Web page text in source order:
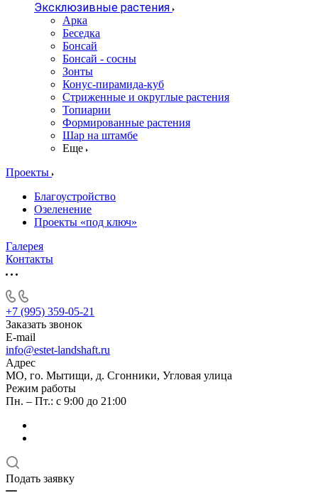
Эксклюзивные растения
Арка
Беседка
Бонсай
Бонсай - сосны
Зонты
Конус-пирамида-куб
Стриженные и округлые растения
Топиарии
Формированные растения
Шар на штамбе
Еще
Проекты
Благоустройство
Озеленение
Проекты «под ключ»
Галерея
Контакты
+7 (995) 359-05-21
Заказать звонок
E-mail
info@estet-landshaft.ru
Адрес
МО, го. Мытищи, д. Сгонники, Угловая улица
Режим работы
Пн. – Пт.: с 9:00 до 21:00
Подать заявку